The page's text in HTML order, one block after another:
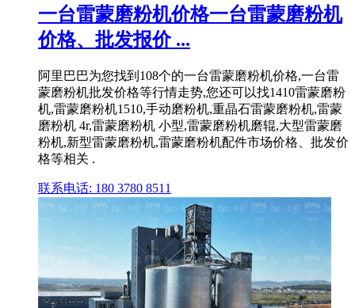
一台雷蒙磨粉机价格一台雷蒙磨粉机
价格、批发报价 ...
阿里巴巴为您找到108个的一台雷蒙磨粉机价格,一台雷
蒙磨粉机批发价格等行情走势,您还可以找1410雷蒙磨粉
机,雷蒙磨粉机1510,手动磨粉机,重晶石雷蒙磨粉机,雷蒙
磨粉机 4r,雷蒙磨粉机 小型,雷蒙磨粉机磨辊,大型雷蒙磨
粉机,新型雷蒙磨粉机,雷蒙磨粉机配件市场价格、批发价
格等相关 .
联系电话: 180 3780 8511